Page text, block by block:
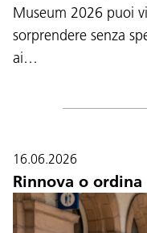
Museum 2026 puoi
sorprendere senza
ai…
16.06.2026
Rinnova o ordina